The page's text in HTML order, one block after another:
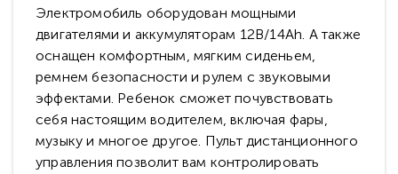
Электромобиль оборудован мощными
двигателями и аккумуляторам 12В/14Аh. А также
оснащен комфортным, мягким сиденьем,
ремнем безопасности и рулем с звуковыми
эффектами. Ребенок сможет почувствовать
себя настоящим водителем, включая фары,
музыку и многое другое. Пульт дистанционного
управления позволит вам контролировать